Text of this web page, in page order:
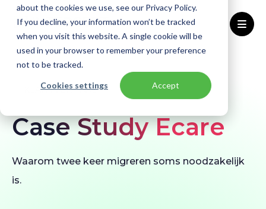
about the cookies we use, see our Privacy Policy.
If you decline, your information won’t be tracked
when you visit this website. A single cookie will be
used in your browser to remember your preference
not to be tracked.
Cookies settings Accept
Home Klantverhalen Ecare
KLANTVERHAAL
Case Study Ecare
Waarom twee keer migreren soms noodzakelijk
is.